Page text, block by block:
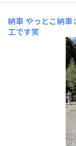
納車 やっとこ納
工です笑